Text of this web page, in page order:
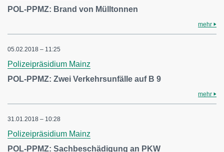
POL-PPMZ: Brand von Mülltonnen
mehr
05.02.2018 – 11:25
Polizeipräsidium Mainz
POL-PPMZ: Zwei Verkehrsunfälle auf B 9
mehr
31.01.2018 – 10:28
Polizeipräsidium Mainz
POL-PPMZ: Sachbeschädigung an PKW